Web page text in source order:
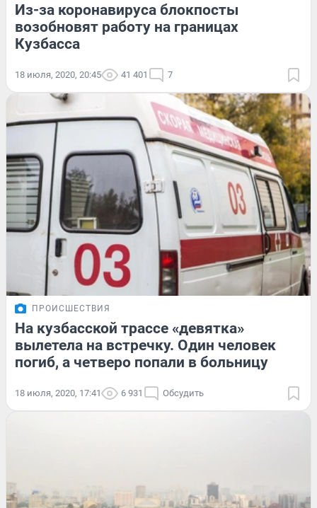
Из-за коронавируса блокпосты
возобновят работу на границах
Кузбасса
18 июля, 2020, 20:45 41 401 7
ПРОИСШЕСТВИЯ
На кузбасской трассе «девятка»
вылетела на встречку. Один человек
погиб, а четверо попали в больницу
18 июля, 2020, 17:41 6 931 Обсудить